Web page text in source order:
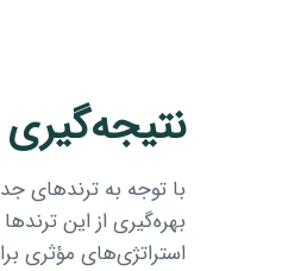
نتیجه‌گیری
با توجه به ترندهای
بهره‌گیری از این
استراتژی‌های مؤثری